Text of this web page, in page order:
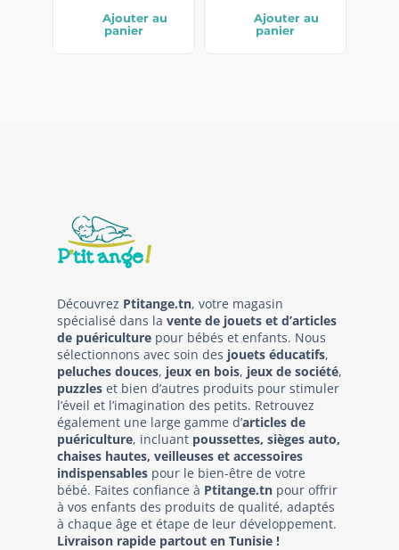
Ajouter au
panier
Ajouter au
panier
Découvrez Ptitange.tn, votre magasin
spécialisé dans la vente de jouets et d’articles
de puériculture pour bébés et enfants. Nous
sélectionnons avec soin des jouets éducatifs,
peluches douces, jeux en bois, jeux de société,
puzzles et bien d’autres produits pour stimuler
l’éveil et l’imagination des petits. Retrouvez
également une large gamme d’articles de
puériculture, incluant poussettes, sièges auto,
chaises hautes, veilleuses et accessoires
indispensables pour le bien-être de votre
bébé. Faites confiance à Ptitange.tn pour offrir
à vos enfants des produits de qualité, adaptés
à chaque âge et étape de leur développement.
Livraison rapide partout en Tunisie !